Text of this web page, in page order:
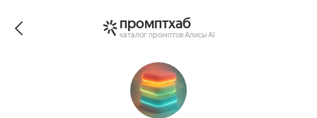
промптхаб
каталог промптов Алисы AI